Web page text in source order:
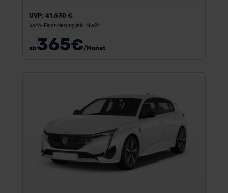
UVP: 41.630 €
Vario-Finanzierung inkl. MwSt.
ab365€/Monat